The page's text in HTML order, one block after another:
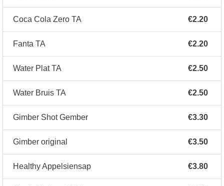
Coca Cola Zero TA €2.20
Fanta TA €2.20
Water Plat TA €2.50
Water Bruis TA €2.50
Gimber Shot Gember €3.30
Gimber original €3.50
Healthy Appelsiensap €3.80